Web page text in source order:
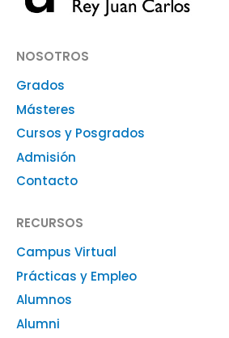
NOSOTROS
Grados
Másteres
Cursos y Posgrados
Admisión
Contacto
RECURSOS
Campus Virtual
Prácticas y Empleo
Alumnos
Alumni